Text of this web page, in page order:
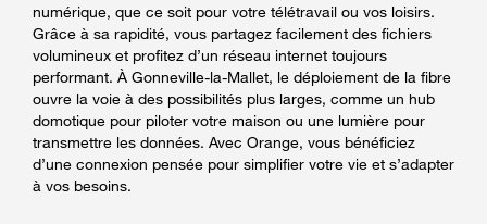
numérique, que ce soit pour votre télétravail ou vos loisirs.
Grâce à sa rapidité, vous partagez facilement des fichiers
volumineux et profitez d’un réseau internet toujours
performant. À Gonneville-la-Mallet, le déploiement de la fibre
ouvre la voie à des possibilités plus larges, comme un hub
domotique pour piloter votre maison ou une lumière pour
transmettre les données. Avec Orange, vous bénéficiez
d’une connexion pensée pour simplifier votre vie et s’adapter
à vos besoins.